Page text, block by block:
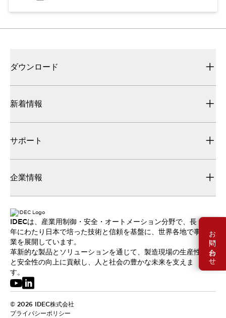
お問い合わせ
ダウンロード
新着情報
サポート
企業情報
IDECは、産業用制御・安全・オートメーション分野で、長
年にわたり日本で培った技術と信頼を基盤に、世界各地で事
業を展開しています。
革新的な製品とソリューションを通じて、製造現場の生産性
と安全性の向上に貢献し、人と社会の豊かな未来を支えま
す。
© 2026 IDEC株式会社
プライバシーポリシー